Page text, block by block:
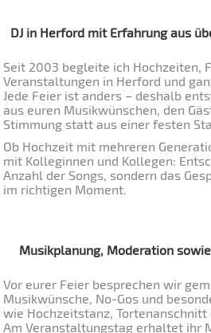
DJ in Herford mit Erfahrung aus
Seit 2003 begleite ich Hochzeiten,
Veranstaltungen in Herford und
Jede Feier ist anders – deshalb
aus euren Musikwünschen, den
Stimmung statt aus einer festen
Ob Hochzeit mit mehreren
mit Kolleginnen und Kollegen:
Anzahl der Songs, sondern das
im richtigen Moment.
Musikplanung, Moderation
Vor eurer Feier besprechen wir
Musikwünsche, No-Gos und
wie Hochzeitstanz, Tortenanschnitt
Am Veranstaltungstag erhaltet ihr